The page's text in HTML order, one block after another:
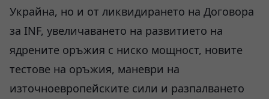
Украйна, но и от ликвидирането на Договора
за INF, увеличаването на развитието на
ядрените оръжия с ниско мощност, новите
тестове на оръжия, маневри на
източноевропейските сили и разпалването